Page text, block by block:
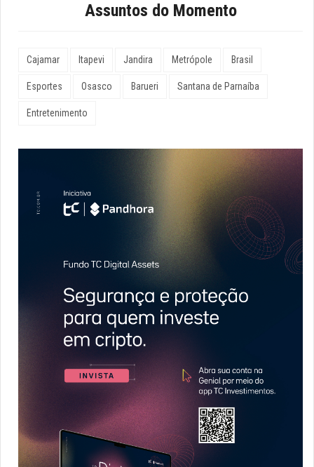
Assuntos do Momento
Cajamar Itapevi Jandira Metrópole Brasil
Esportes Osasco Barueri Santana de Parnaíba
Entretenimento